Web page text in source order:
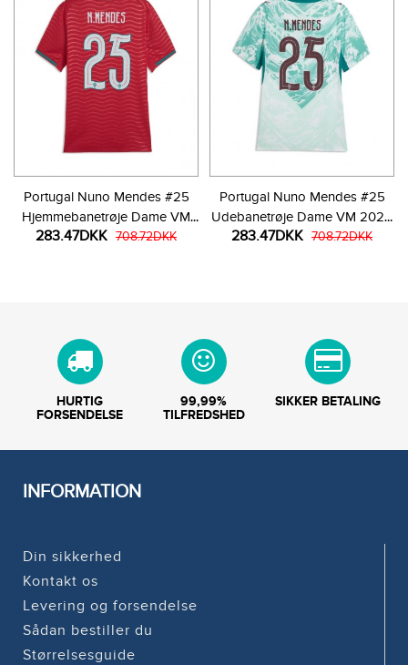
Portugal Nuno Mendes #25
Hjemmebanetrøje Dame VM
2026 Kortærmet
283.47DKK 708.72DKK
Portugal Nuno Mendes #25
Udebanetrøje Dame VM 2026
Kortærmet
283.47DKK 708.72DKK
HURTIG
FORSENDELSE
99,99%
TILFREDSHED
SIKKER BETALING
INFORMATION
Din sikkerhed
Kontakt os
Levering og forsendelse
Sådan bestiller du
Størrelsesguide